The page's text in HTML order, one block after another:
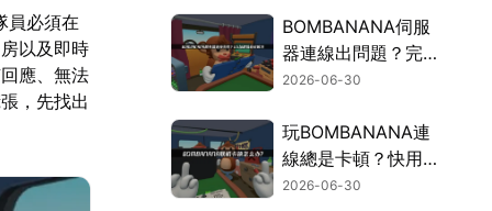
員必須在
以及即時
應、無法
，先找出
BOMBANANA伺服
器連線出問題？完整
教學帶你解決網路延
2026-06-30
玩BOMBANANA連
線總是卡頓？快用
UU加速器，告別延
2026-06-30